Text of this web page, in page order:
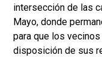
intersección de las
Mayo, donde
para que los
disposición de sus